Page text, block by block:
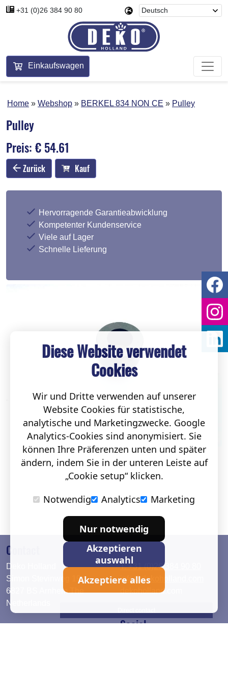
+31 (0)26 384 90 80
Einkaufswagen
Home Webshop BERKEL 834 NON CE Pulley
Pulley
Preis: € 54.61
Zurück Kauf
Hervorragende Garantieabwicklung
Kompetenter Kundenservice
Viele auf Lager
Schnelle Lieferung
Contact
Deko Holland
Simon Stevinweg 19
6827 BS Arnhem The
Netherlands
T. +31 (0)26 384 90 80
info@dekoholland.com
dekoholland.com
Social
Diese Website verwendet
Cookies
Wir und Dritte verwenden auf unserer
Website Cookies für statistische,
analytische und Marketingzwecke. Google
Analytics-Cookies sind anonymisiert. Sie
können Ihre Präferenzen unten und später
ändern, indem Sie in der unteren Leiste auf
„Cookie setup“ klicken.
Notwendig
Analytics Marketing
Nur notwendig
Akzeptieren
auswahl
Akzeptiere alles